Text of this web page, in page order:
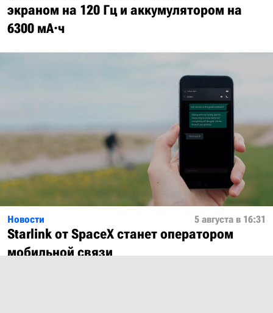
экраном на 120 Гц и аккумулятором на
6300 мА·ч
Новости 5 августа в 16:31
Starlink от SpaceX станет оператором
мобильной связи